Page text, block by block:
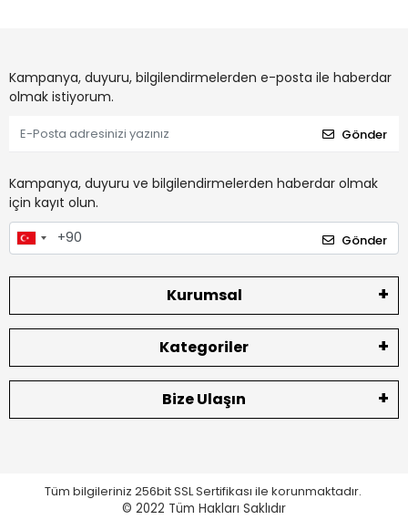
Kampanya, duyuru, bilgilendirmelerden e-posta ile haberdar
olmak istiyorum.
Gönder
Kampanya, duyuru ve bilgilendirmelerden haberdar olmak
için kayıt olun.
Gönder
Kurumsal
Kategoriler
Bize Ulaşın
Tüm bilgileriniz 256bit SSL Sertifikası ile korunmaktadır.
© 2022 Tüm Hakları Saklıdır